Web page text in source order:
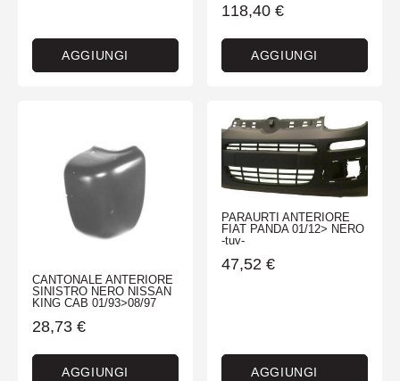
AGGIUNGI
118,40 €
AGGIUNGI
CANTONALE ANTERIORE
SINISTRO NERO NISSAN
KING CAB 01/93>08/97
28,73 €
AGGIUNGI
PARAURTI ANTERIORE
FIAT PANDA 01/12> NERO
-tuv-
47,52 €
AGGIUNGI